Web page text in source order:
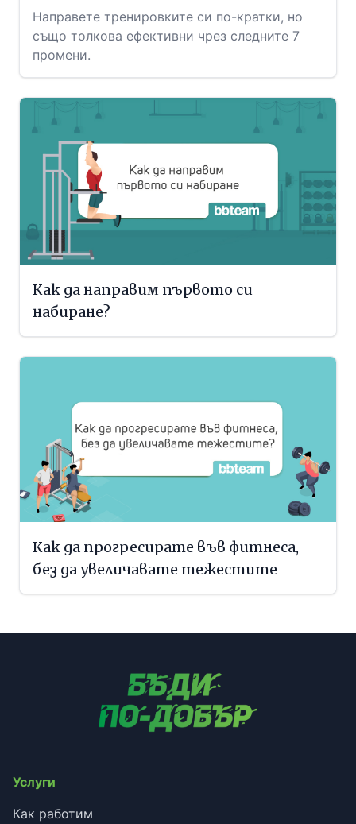
Направете тренировките си по-кратки, но
също толкова ефективни чрез следните 7
промени.
Как да направим първото си
набиране?
Как да прогресирате във фитнеса,
без да увеличавате тежестите
Услуги
Как работим